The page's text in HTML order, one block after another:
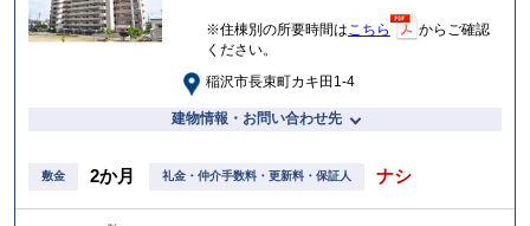
※住棟別の所要時間はこちら
からご確認
ください。
稲沢市長束町カキ田1-4
建物情報・お問い合わせ先
敷金 2か月 礼金・仲介手数料・更新料・保証人 ナシ